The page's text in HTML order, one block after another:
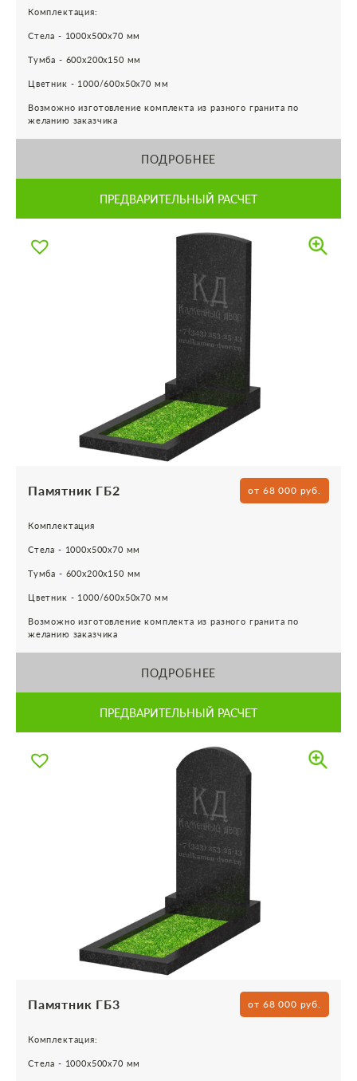
Комплектация:
Стела - 1000х500х70 мм
Тумба - 600х200х150 мм
Цветник - 1000/600х50х70 мм
Возможно изготовление комплекта из разного гранита по
желанию заказчика
ПОДРОБНЕЕ
ПРЕДВАРИТЕЛЬНЫЙ РАСЧЕТ
Памятник ГБ2 от 68 000 руб.
Комплектация
Стела - 1000х500х70 мм
Тумба - 600х200х150 мм
Цветник - 1000/600х50х70 мм
Возможно изготовление комплекта из разного гранита по
желанию заказчика
ПОДРОБНЕЕ
ПРЕДВАРИТЕЛЬНЫЙ РАСЧЕТ
Памятник ГБ3 от 68 000 руб.
Комплектация:
Стела - 1000х500х70 мм